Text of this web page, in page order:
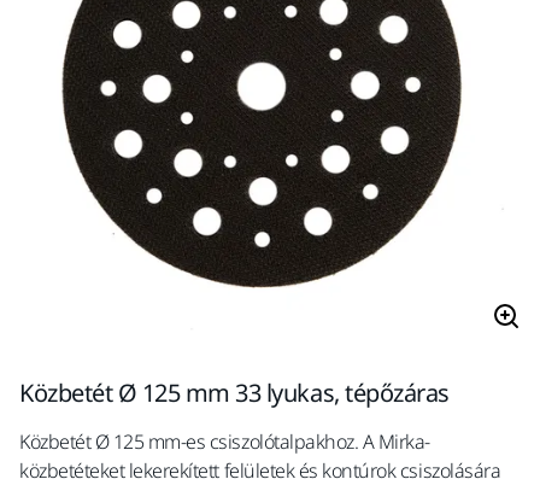
Közbetét Ø 125 mm 33 lyukas, tépőzáras
Közbetét Ø 125 mm-es csiszolótalpakhoz. A Mirka-
közbetéteket lekerekített felületek és kontúrok csiszolására